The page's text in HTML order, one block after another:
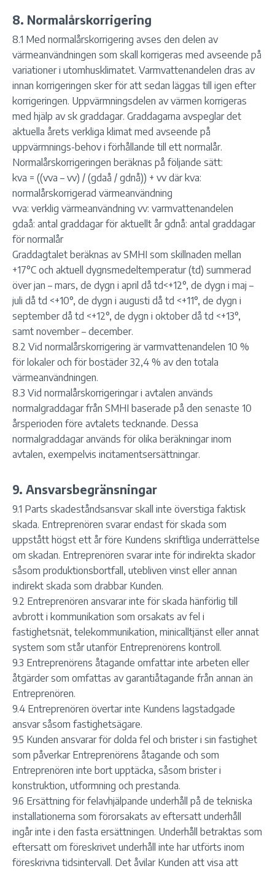
8. Normalårskorrigering
8.1 Med normalårskorrigering avses den delen av
värmeanvändningen som skall korrigeras med avseende på
variationer i utomhusklimatet. Varmvattenandelen dras av
innan korrigeringen sker för att sedan läggas till igen efter
korrigeringen. Uppvärmningsdelen av värmen korrigeras
med hjälp av sk graddagar. Graddagarna avspeglar det
aktuella årets verkliga klimat med avseende på
uppvärmnings-behov i förhållande till ett normalår.
Normalårskorrigeringen beräknas på följande sätt:
kva = ((vva – vv) / (gdaå / gdnå)) + vv där kva:
normalårskorrigerad värmeanvändning
vva: verklig värmeanvändning vv: varmvattenandelen
gdaå: antal graddagar för aktuellt år gdnå: antal graddagar
för normalår
Graddagtalet beräknas av SMHI som skillnaden mellan
+17°C och aktuell dygnsmedeltemperatur (td) summerad
över jan – mars, de dygn i april då td<+12°, de dygn i maj –
juli då td <+10°, de dygn i augusti då td <+11°, de dygn i
september då td <+12°, de dygn i oktober då td <+13°,
samt november – december.
8.2 Vid normalårskorrigering är varmvattenandelen 10 %
för lokaler och för bostäder 32,4 % av den totala
värmeanvändningen.
8.3 Vid normalårskorrigeringar i avtalen används
normalgraddagar från SMHI baserade på den senaste 10
årsperioden före avtalets tecknande. Dessa
normalgraddagar används för olika beräkningar inom
avtalen, exempelvis incitamentsersättningar.
9. Ansvarsbegränsningar
9.1 Parts skadeståndsansvar skall inte överstiga faktisk
skada. Entreprenören svarar endast för skada som
uppstått högst ett år före Kundens skriftliga underrättelse
om skadan. Entreprenören svarar inte för indirekta skador
såsom produktionsbortfall, utebliven vinst eller annan
indirekt skada som drabbar Kunden.
9.2 Entreprenören ansvarar inte för skada hänförlig till
avbrott i kommunikation som orsakats av fel i
fastighetsnät, telekommunikation, minicalltjänst eller annat
system som står utanför Entreprenörens kontroll.
9.3 Entreprenörens åtagande omfattar inte arbeten eller
åtgärder som omfattas av garantiåtagande från annan än
Entreprenören.
9.4 Entreprenören övertar inte Kundens lagstadgade
ansvar såsom fastighetsägare.
9.5 Kunden ansvarar för dolda fel och brister i sin fastighet
som påverkar Entreprenörens åtagande och som
Entreprenören inte bort upptäcka, såsom brister i
konstruktion, utformning och prestanda.
9.6 Ersättning för felavhjälpande underhåll på de tekniska
installationerna som förorsakats av eftersatt underhåll
ingår inte i den fasta ersättningen. Underhåll betraktas som
eftersatt om föreskrivet underhåll inte har utförts inom
föreskrivna tidsintervall. Det åvilar Kunden att visa att